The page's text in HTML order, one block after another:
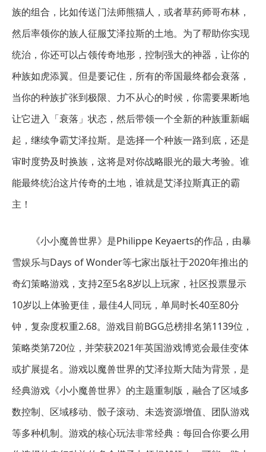
族的组合，比如传送门法师熊猫人，或者草药师哥布林，
然后率领你的族人征服艾泽拉斯的土地。为了帮助你实现
统治，你还可以占领传奇地形，控制强大的神器，让你的
种族如虎添翼。但是要记住，所有的帝国最终都会衰落，
当你的种族扩张到极限、力不从心的时候，你需要果断地
让它进入「衰落」状态，然后带领一个全新的种族重新崛
起，继续争霸艾泽拉斯。是选择一个种族一路到底，还是
审时度势及时换族，这将是对你战略眼光的最大考验。谁
能最终统治这片传奇的土地，谁就是艾泽拉斯真正的霸
主！
《小小魔兽世界》是Philippe Keyaerts的作品，由暴
雪娱乐与Days of Wonder等七家出版社于2020年推出的
奇幻策略游戏，支持2至5名8岁以上玩家，社区投票显示
10岁以上体验更佳，最佳4人同玩，单局时长40至80分
钟，复杂度权重2.68。游戏目前BGG总榜排名第1139位，
策略类第720位，并荣获2021年英国游戏博览会最佳变体
或扩展提名。游戏以魔兽世界的艾泽拉斯大陆为背景，是
经典游戏《小小魔兽世界》的主题重制版，融合了区域多
数控制、区域移动、骰子滚动、未选资源增值、团队游戏
等多种机制。游戏的核心玩法非常经典：每回合你要么用